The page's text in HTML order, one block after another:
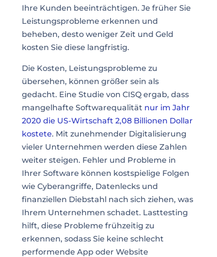
Ihre Kunden beeinträchtigen. Je früher Sie
Leistungsprobleme erkennen und
beheben, desto weniger Zeit und Geld
kosten Sie diese langfristig.
Die Kosten, Leistungsprobleme zu
übersehen, können größer sein als
gedacht. Eine Studie von CISQ ergab, dass
mangelhafte Softwarequalität nur im Jahr
2020 die US-Wirtschaft 2,08 Billionen Dollar
kostete. Mit zunehmender Digitalisierung
vieler Unternehmen werden diese Zahlen
weiter steigen. Fehler und Probleme in
Ihrer Software können kostspielige Folgen
wie Cyberangriffe, Datenlecks und
finanziellen Diebstahl nach sich ziehen, was
Ihrem Unternehmen schadet. Lasttesting
hilft, diese Probleme frühzeitig zu
erkennen, sodass Sie keine schlecht
performende App oder Website